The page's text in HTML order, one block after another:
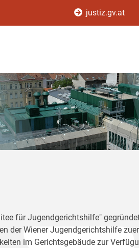
justiz.gv.at
für Jugendgerichtshilfe"
der Wiener Jugendgerichtshilfe
im Gerichtsgebäude zur